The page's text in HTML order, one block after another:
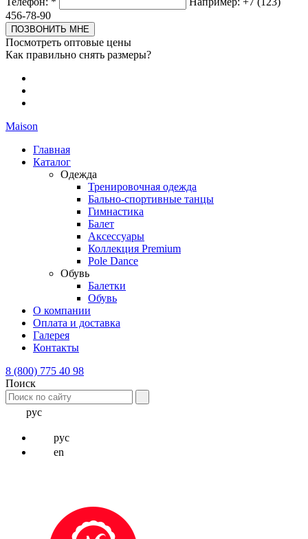
456-78-90
Посмотреть оптовые цены
Как правильно снять размеры?
Maison
Главная
Каталог
Одежда
Тренировочная одежда
Бально-спортивные танцы
Гимнастика
Балет
Аксессуары
Коллекция Premium
Pole Dance
Обувь
Балетки
Обувь
О компании
Оплата и доставка
Галерея
Контакты
8 (800) 775 40 98
Поиск
рус
рус
en